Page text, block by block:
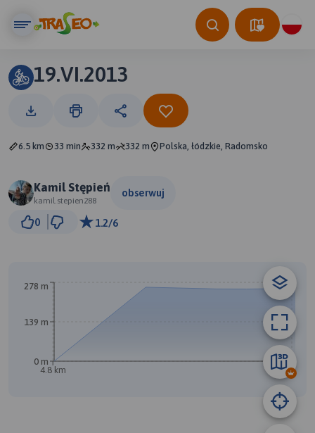
19.VI.2013
6.5 km 33 min 332 m 332 m Polska, łódzkie, Radomsko
Kamil Stępień
kamil.stepien288
obserwuj
0 1.2/6
4.8 km
0 m
139 m
278 m